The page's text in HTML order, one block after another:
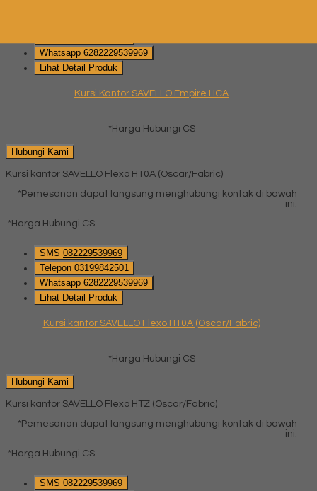
Whatsapp 6282229539969
Lihat Detail Produk
Kursi Kantor SAVELLO Empire HCA
*Harga Hubungi CS
Hubungi Kami
Kursi kantor SAVELLO Flexo HT0A (Oscar/Fabric)
*Pemesanan dapat langsung menghubungi kontak di bawah
ini:
*Harga Hubungi CS
SMS 082229539969
Telepon 03199842501
Whatsapp 6282229539969
Lihat Detail Produk
Kursi kantor SAVELLO Flexo HT0A (Oscar/Fabric)
*Harga Hubungi CS
Hubungi Kami
Kursi kantor SAVELLO Flexo HTZ (Oscar/Fabric)
*Pemesanan dapat langsung menghubungi kontak di bawah
ini:
*Harga Hubungi CS
SMS 082229539969